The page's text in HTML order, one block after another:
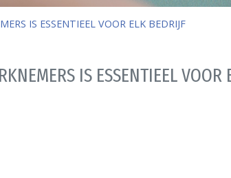
IS ESSENTIEEL VOOR ELK BEDRIJF
IS ESSENTIEEL VOOR